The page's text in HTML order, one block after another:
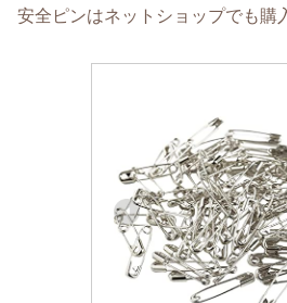
安全ピンはネットショップでも購